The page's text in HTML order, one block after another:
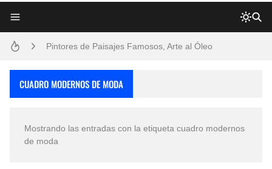
Pintores de Paisajes Famosos, Arte al Óleo
CUADRO MODERNOS DE MODA
Mostrando las entradas con la etiqueta cuadro modernos
de moda